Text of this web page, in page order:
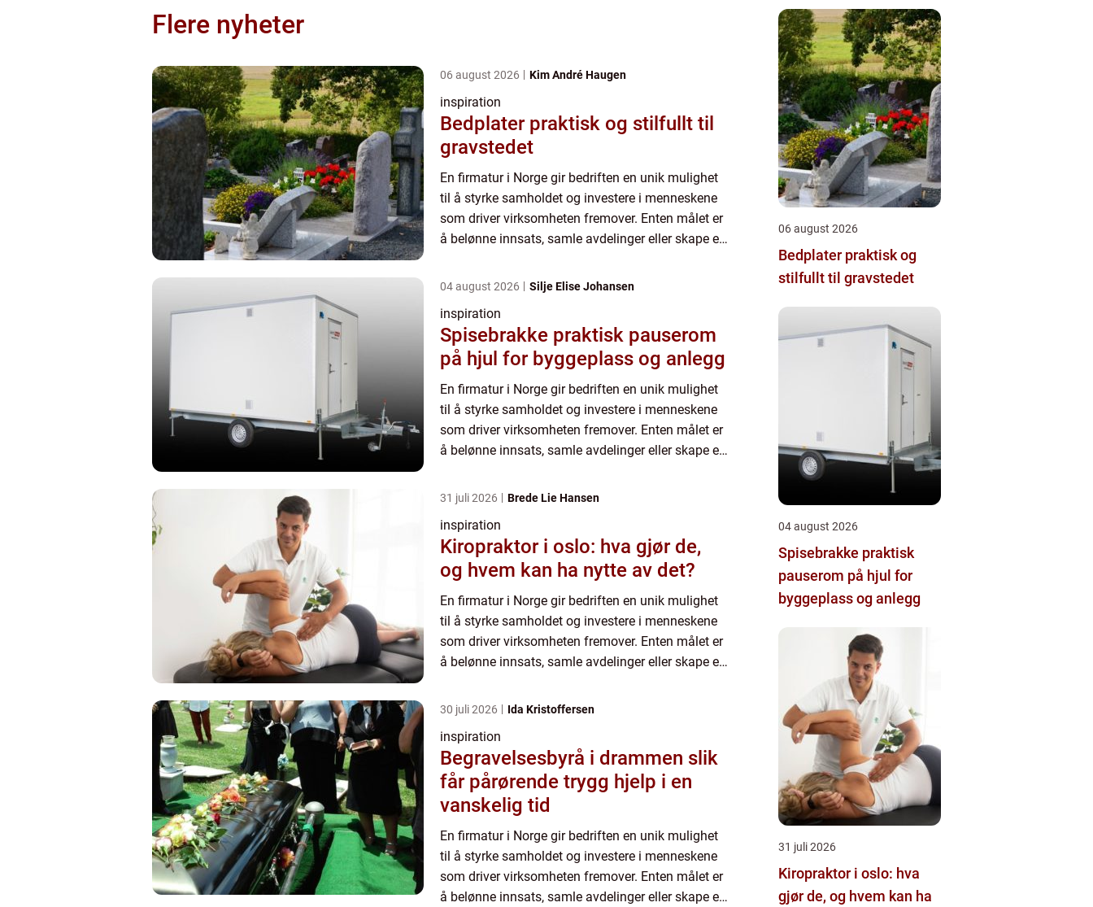
Flere nyheter
06 august 2026 Kim André Haugen
inspiration
Bedplater praktisk og stilfullt til
gravstedet
En firmatur i Norge gir bedriften en unik mulighet
til å styrke samholdet og investere i menneskene
som driver virksomheten fremover. Enten målet er
å belønne innsats, samle avdelinger eller skape en
04 august 2026 Silje Elise Johansen
inspiration
Spisebrakke praktisk pauserom
på hjul for byggeplass og anlegg
En firmatur i Norge gir bedriften en unik mulighet
til å styrke samholdet og investere i menneskene
som driver virksomheten fremover. Enten målet er
å belønne innsats, samle avdelinger eller skape en
31 juli 2026 Brede Lie Hansen
inspiration
Kiropraktor i oslo: hva gjør de,
og hvem kan ha nytte av det?
En firmatur i Norge gir bedriften en unik mulighet
til å styrke samholdet og investere i menneskene
som driver virksomheten fremover. Enten målet er
å belønne innsats, samle avdelinger eller skape en
30 juli 2026 Ida Kristoffersen
inspiration
Begravelsesbyrå i drammen slik
får pårørende trygg hjelp i en
vanskelig tid
En firmatur i Norge gir bedriften en unik mulighet
til å styrke samholdet og investere i menneskene
som driver virksomheten fremover. Enten målet er
å belønne innsats, samle avdelinger eller skape en
06 august 2026
Bedplater praktisk og
stilfullt til gravstedet
04 august 2026
Spisebrakke praktisk
pauserom på hjul for
byggeplass og anlegg
31 juli 2026
Kiropraktor i oslo: hva
gjør de, og hvem kan ha